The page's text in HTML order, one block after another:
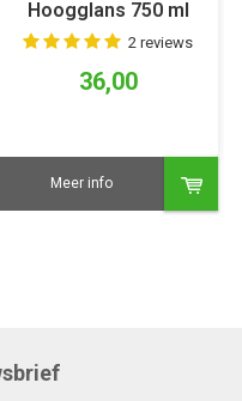
Hoogglans 750 ml
RAL 70212 reviews
36,00
Meer info